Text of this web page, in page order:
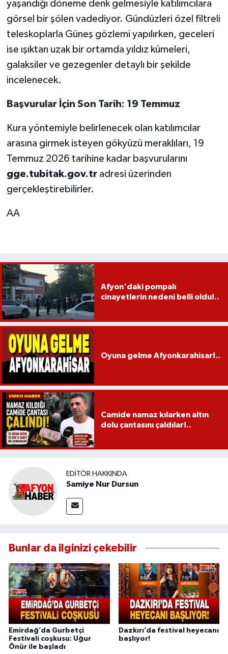
yaşandığı döneme denk gelmesiyle katılımcılara
görsel bir şölen vadediyor. Gündüzleri özel filtreli
teleskoplarla Güneş gözlemi yapılırken, geceleri
ise ışıktan uzak bir ortamda yıldız kümeleri,
galaksiler ve gezegenler detaylı bir şekilde
incelenecek.
Başvurular İçin Son Tarih: 19 Temmuz
Kura yöntemiyle belirlenecek olan katılımcılar
arasına girmek isteyen gökyüzü meraklıları, 19
Temmuz 2026 tarihine kadar başvurularını
gge.tubitak.gov.tradresi üzerinden
gerçekleştirebilirler.
AA
Afyon'daki pompalı
cinayetlerin nedeni belli oldu!..
Oyuna gelme Afyonkarahisar!..
Camide namaz kılarken altın
dolu çantasını çaldılar!..
EDITÖR HAKKINDA
Samiye Nur Dursun
Bunlar da ilginizi çekebilir
Emirdağ’da Gurbetçi
Festivali coşkusu: Uğur
Önür ile başladı
Dazkırı’da festival heyecanı
başlıyor!